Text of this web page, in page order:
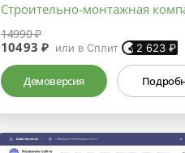
Строительно-монтажная
14990 ₽
10493 ₽ или в Сплит 2 623 ₽
Демоверсия